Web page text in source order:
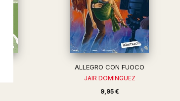
ALLEGRO CON FUOCO
JAIR DOMINGUEZ
9,95 €